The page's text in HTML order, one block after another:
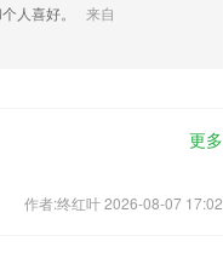
人喜好。
来自
更多
作者:终红叶 2026-08-07 17:02